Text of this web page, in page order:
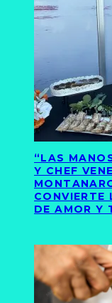
“LAS
Y CHEF
CONVIERTE
DE AMOR Y